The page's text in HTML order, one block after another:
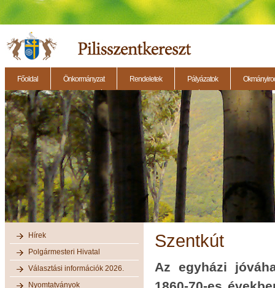
Főoldal Önkormányzat Rendeletek Pályázatok
2014.11.27. - Testületi ülés 2014.12.28. - Testületi ülés 2014.11.13. - Testületi
Hírek
Polgármesteri Hivatal
Választási információk 2026.
Nyomtatványok
Szentkút
Az egyházi